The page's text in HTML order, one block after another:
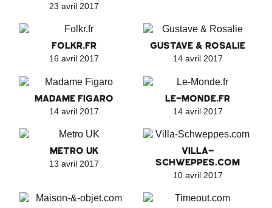
23 avril 2017
FOLKR.FR
16 avril 2017
GUSTAVE & ROSALIE
14 avril 2017
MADAME FIGARO
14 avril 2017
LE-MONDE.FR
14 avril 2017
METRO UK
13 avril 2017
VILLA-
SCHWEPPES.COM
10 avril 2017